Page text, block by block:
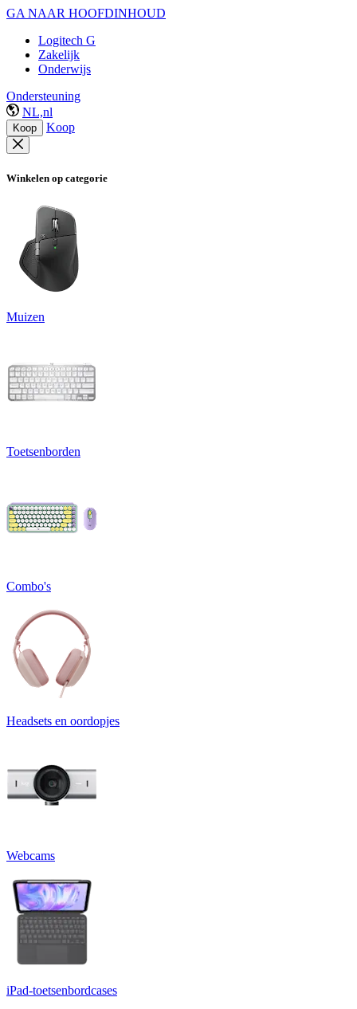
GA NAAR HOOFDINHOUD
Logitech G
Zakelijk
Onderwijs
Ondersteuning
NL,nl
Koop Koop
Winkelen op categorie
Muizen
Toetsenborden
Combo's
Headsets en oordopjes
Webcams
iPad-toetsenbordcases